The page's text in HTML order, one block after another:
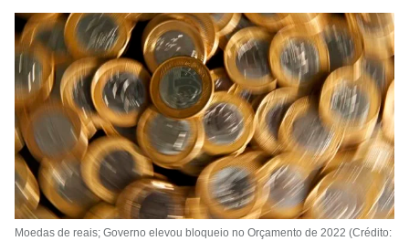
Moedas de reais; Governo elevou bloqueio no Orçamento de 2022 (Crédito: